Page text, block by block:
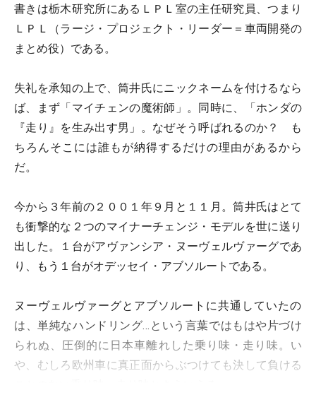
書きは栃木研究所にあるＬＰＬ室の主任研究員、つまり
ＬＰＬ（ラージ・プロジェクト・リーダー＝車両開発の
まとめ役）である。
失礼を承知の上で、筒井氏にニックネームを付けるなら
ば、まず「マイチェンの魔術師」。同時に、「ホンダの
『走り』を生み出す男」。なぜそう呼ばれるのか？ も
ちろんそこには誰もが納得するだけの理由があるから
だ。
今から３年前の２００１年９月と１１月。筒井氏はとて
も衝撃的な２つのマイナーチェンジ・モデルを世に送り
出した。１台がアヴァンシア・ヌーヴェルヴァーグであ
り、もう１台がオデッセイ・アブソルートである。
ヌーヴェルヴァーグとアブソルートに共通していたの
は、単純なハンドリング…という言葉ではもはや片づけ
られぬ、圧倒的に日本車離れした乗り味・走り味。い
や、むしろ欧州車に真正面からぶつけても決して負ける